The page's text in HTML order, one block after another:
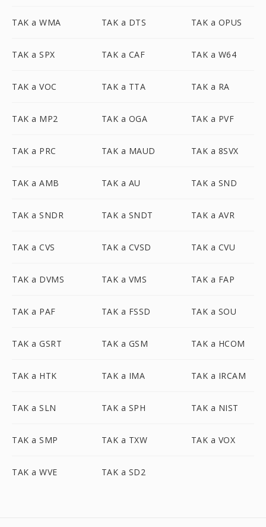
TAK a WMA TAK a DTS TAK a OPUS
TAK a SPX TAK a CAF TAK a W64
TAK a VOC TAK a TTA TAK a RA
TAK a MP2 TAK a OGA TAK a PVF
TAK a PRC TAK a MAUD TAK a 8SVX
TAK a AMB TAK a AU TAK a SND
TAK a SNDR TAK a SNDT TAK a AVR
TAK a CVS TAK a CVSD TAK a CVU
TAK a DVMS TAK a VMS TAK a FAP
TAK a PAF TAK a FSSD TAK a SOU
TAK a GSRT TAK a GSM TAK a HCOM
TAK a HTK TAK a IMA TAK a IRCAM
TAK a SLN TAK a SPH TAK a NIST
TAK a SMP TAK a TXW TAK a VOX
TAK a WVE TAK a SD2